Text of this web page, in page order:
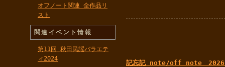
オフノート関連 全作品リ
スト
関連イベント情報
第11回 秋田民謡バラエテ
ィ2024
記忘記 note/off note